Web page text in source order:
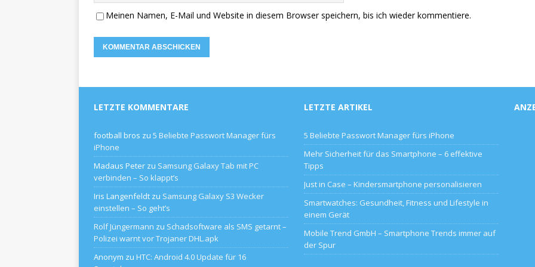
Meinen Namen, E-Mail und Website in diesem Browser speichern, bis ich wieder kommentiere.
LETZTE KOMMENTARE
football bros zu 5 Beliebte Passwort Manager fürs
iPhone
Madaus Peter zu Samsung Galaxy Tab mit PC
verbinden – So klappt’s
Iris Langenfeldt zu Samsung Galaxy S3 Wecker
einstellen – So geht’s
Rolf Jüngermann zu Schadsoftware als SMS getarnt –
Polizei warnt vor Trojaner DHL.apk
Anonym zu HTC: Android 4.0 Update für 16
LETZTE ARTIKEL
5 Beliebte Passwort Manager fürs iPhone
Mehr Sicherheit für das Smartphone – 6 effektive
Tipps
Just in Case – Kindersmartphone personalisieren
Smartwatches: Gesundheit, Fitness und Lifestyle in
einem Gerät
Mobile Trend GmbH – Smartphone Trends immer auf
der Spur